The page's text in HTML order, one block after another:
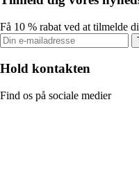
Få 10 % rabat ved at tilmelde
Hold kontakten
Find os på sociale medier